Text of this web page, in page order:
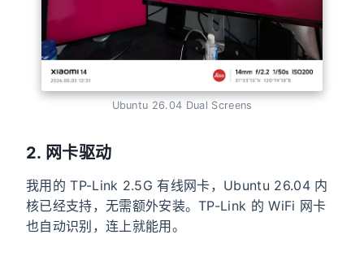
Ubuntu 26.04 Dual Screens
2. 网卡驱动
我用的 TP-Link 2.5G 有线网卡，Ubuntu 26.04 内
核已经支持，无需额外安装。TP-Link 的 WiFi 网卡
也自动识别，连上就能用。